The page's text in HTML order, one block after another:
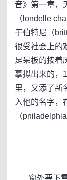
音》第一章，
（londelle
于伯特尼（
很受社会上的
是呆板的按着
摹拟出来的，
里，又添了新
入他的名字，
（
窗外要下雪